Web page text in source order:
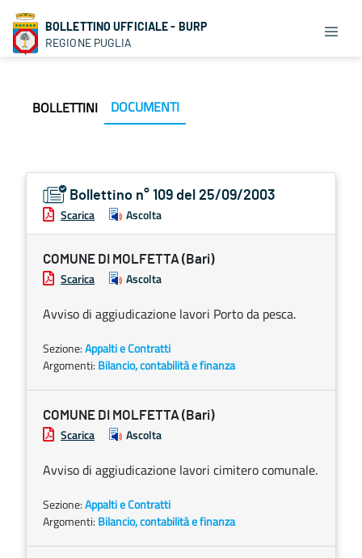
BOLLETTINO UFFICIALE - BURP
REGIONE PUGLIA
BOLLETTINI DOCUMENTI
Bollettino n° 109 del 25/09/2003
Scarica Ascolta
COMUNE DI MOLFETTA (Bari)
Scarica Ascolta
Avviso di aggiudicazione lavori Porto da pesca.
Sezione:Appalti e Contratti
Argomenti: Bilancio, contabilità e finanza
COMUNE DI MOLFETTA (Bari)
Scarica Ascolta
Avviso di aggiudicazione lavori cimitero comunale.
Sezione:Appalti e Contratti
Argomenti: Bilancio, contabilità e finanza